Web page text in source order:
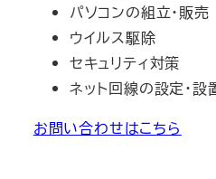
パソコンの組立・販売
ウイルス駆除
セキュリティ対策
ネット回線の設定・設
お問い合わせはこちら